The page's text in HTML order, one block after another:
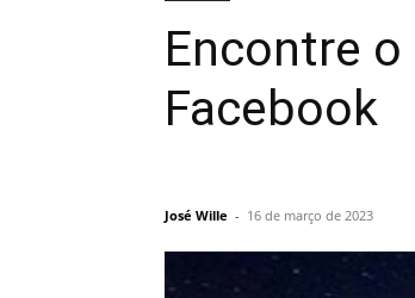
Encontre
Facebook
José Wille - 16 de março de 2023